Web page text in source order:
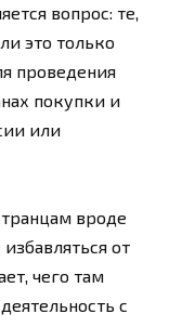
вопрос: те,
это только
проведения
покупки и
или
вроде
от
чего там
с